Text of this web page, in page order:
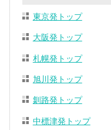
東京発トップ
大阪発トップ
札幌発トップ
旭川発トップ
釧路発トップ
中標津発トップ